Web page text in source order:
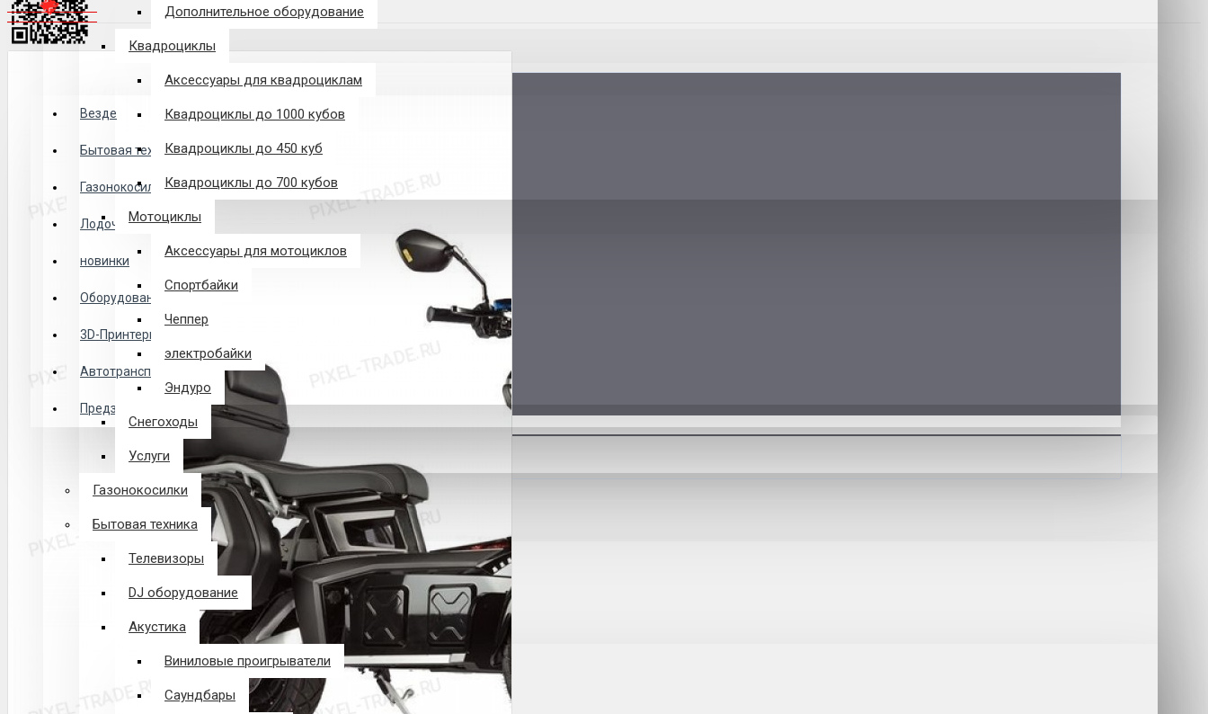
Везде
Бытовая техника
Газонокосилки
Лодочные Моторы
новинки
Оборудование
3D-Принтеры
Автотранспорт
Предзаказ из Китая
Филиалы
Закладки
0 товар(ов) - 0 р.
В корзине пусто!
Дополнительное оборудование
Квадроциклы
Аксессуары для квадроциклам
Квадроциклы до 1000 кубов
Квадроциклы до 450 куб
Квадроциклы до 700 кубов
Мотоциклы
Аксессуары для мотоциклов
Спортбайки
Чеппер
электробайки
Эндуро
Снегоходы
Услуги
Газонокосилки
Бытовая техника
Телевизоры
DJ оборудование
Акустика
Виниловые проигрыватели
Саундбары